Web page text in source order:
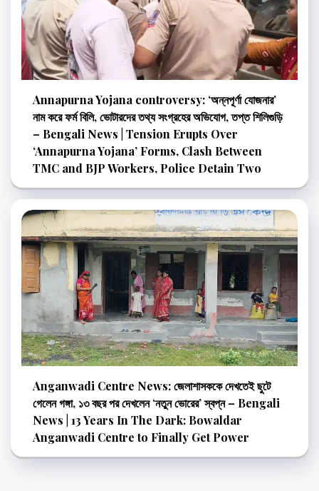
Annapurna Yojana controversy: ‘অন্নপূর্ণা যোজনার’
নাম করে ফর্ম বিলি, ভোটারদের তথ্য সংগ্রহের অভিযোগ, তপ্ত শিলিগুড়ি
– Bengali News | Tension Erupts Over
‘Annapurna Yojana’ Forms, Clash Between
TMC and BJP Workers, Police Detain Two
Anganwadi Centre News: জেলাশাসককে দেখতেই ছুটে
গেলেন গঙ্গা, ১৩ বছর পর দেখলেন ‘নতুন ভোরের’ স্বপ্ন – Bengali
News | 13 Years In The Dark: Bowaldar
Anganwadi Centre to Finally Get Power